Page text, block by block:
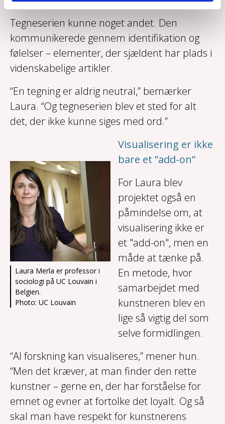
Tegneserien kunne noget andet. Den
kommunikerede gennem identifikation og
følelser – elementer, der sjældent har plads i
videnskabelige artikler.
“En tegning er aldrig neutral,” bemærker
Laura. “Og tegneserien blev et sted for alt
det, der ikke kunne siges med ord.”
Laura Merla er professor i
sociologi på UC Louvain i
Belgien.
Photo: UC Louvain
Visualisering er ikke
bare et ”add-on”
For Laura blev
projektet også en
påmindelse om, at
visualisering ikke er
et "add-on", men en
måde at tænke på.
En metode, hvor
samarbejdet med
kunstneren blev en
lige så vigtig del som
selve formidlingen.
“Al forskning kan visualiseres,” mener hun.
“Men det kræver, at man finder den rette
kunstner – gerne en, der har forståelse for
emnet og evner at fortolke det loyalt. Og så
skal man have respekt for kunstnerens